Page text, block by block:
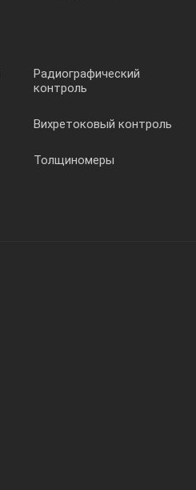
Радиографический
контроль
Вихретоковый контроль
Толщиномеры